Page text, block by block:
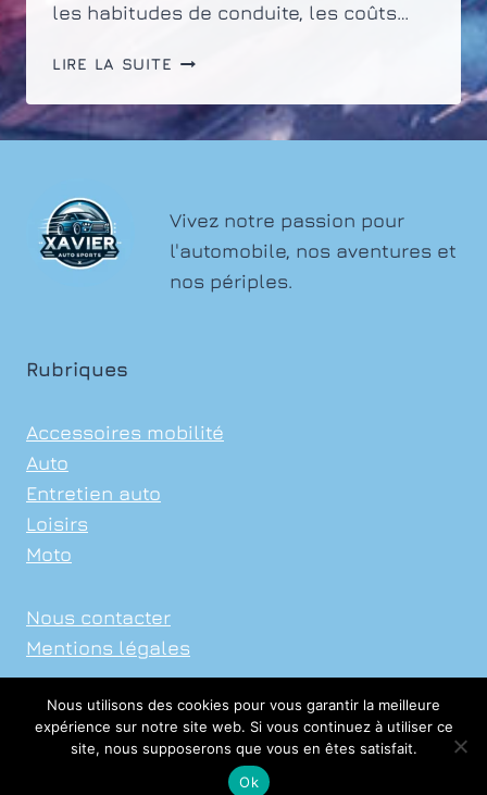
les habitudes de conduite, les coûts…
LIRE LA SUITE COMPRENDRE
CYLINDRÉE
SUR
VÉHICULES
Vivez notre passion pour
l'automobile, nos aventures et
nos périples.
Rubriques
Accessoires mobilité
Auto
Entretien auto
Loisirs
Moto
Nous contacter
Mentions légales
© 2026 Xavier Auto Sports
Nous utilisons des cookies pour vous garantir la meilleure
expérience sur notre site web. Si vous continuez à utiliser ce
site, nous supposerons que vous en êtes satisfait.
Ok